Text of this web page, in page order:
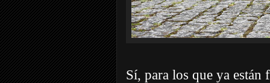
Sí, para los que ya